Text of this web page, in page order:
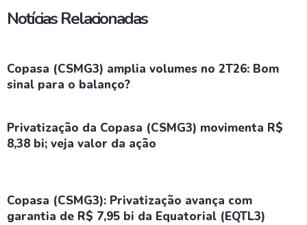
Notícias Relacionadas
Copasa (CSMG3) amplia volumes no 2T26: Bom
sinal para o balanço?
Privatização da Copasa (CSMG3) movimenta R$
8,38 bi; veja valor da ação
Copasa (CSMG3): Privatização avança com
garantia de R$ 7,95 bi da Equatorial (EQTL3)